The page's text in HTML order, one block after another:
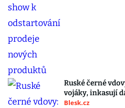
Ruské černé
vojáky, inkasují
Blesk.cz